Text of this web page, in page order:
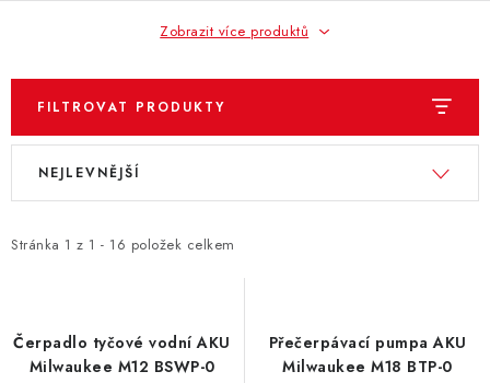
Zobrazit více produktů
FILTROVAT PRODUKTY
V
i
r
Stránka 1 z 1 - 16 položek celkem
Ř
e
p
NEJLEVNĚJŠÍ
Čerpadlo tyčové vodní AKU
Milwaukee M12 BSWP-0
Přečerpávací pumpa AKU
Milwaukee M18 BTP-0